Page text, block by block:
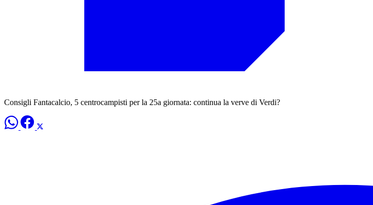
Consigli Fantacalcio, 5 centrocampisti per la 25a giornata: continua la verve di Verdi?